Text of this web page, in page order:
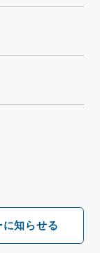
知らせる